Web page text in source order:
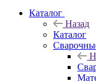
Каталог
Назад
Каталог